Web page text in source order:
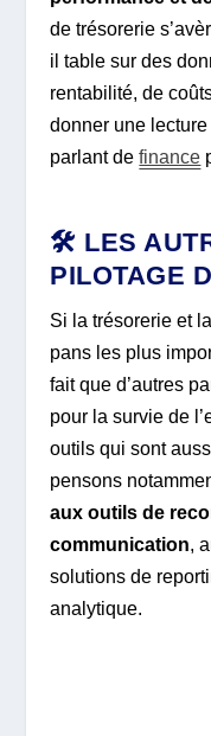
de trésorerie
il table sur des
rentabilité, de
donner une
parlant definance
🛠️ LES
PILOTAGE
Si la trésorerie et
pans les plus
fait que d’autres
pour la survie de
outils qui sont
pensons
aux outils de
communication,
solutions de
analytique.